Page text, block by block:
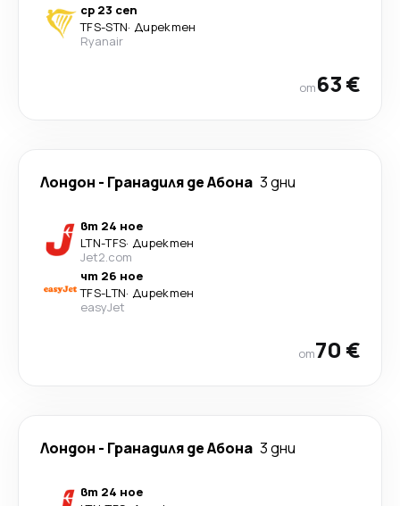
ср 23 сеп
TFS-STN· Директен
Ryanair
от63 €
Лондон - Гранадиля де Абона 3 дни
вт 24 ное
LTN-TFS· Директен
Jet2.com
чт 26 ное
TFS-LTN· Директен
easyJet
от70 €
Лондон - Гранадиля де Абона 3 дни
вт 24 ное